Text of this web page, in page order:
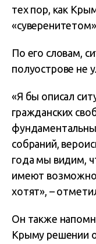
тех пор, как
По его словам,
полуострове не
«Я бы описал
гражданских
собраний,
года мы видим,
имеют
хотят», –
Он также
Крыму решении